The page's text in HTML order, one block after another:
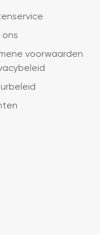
ons
voorwaarden